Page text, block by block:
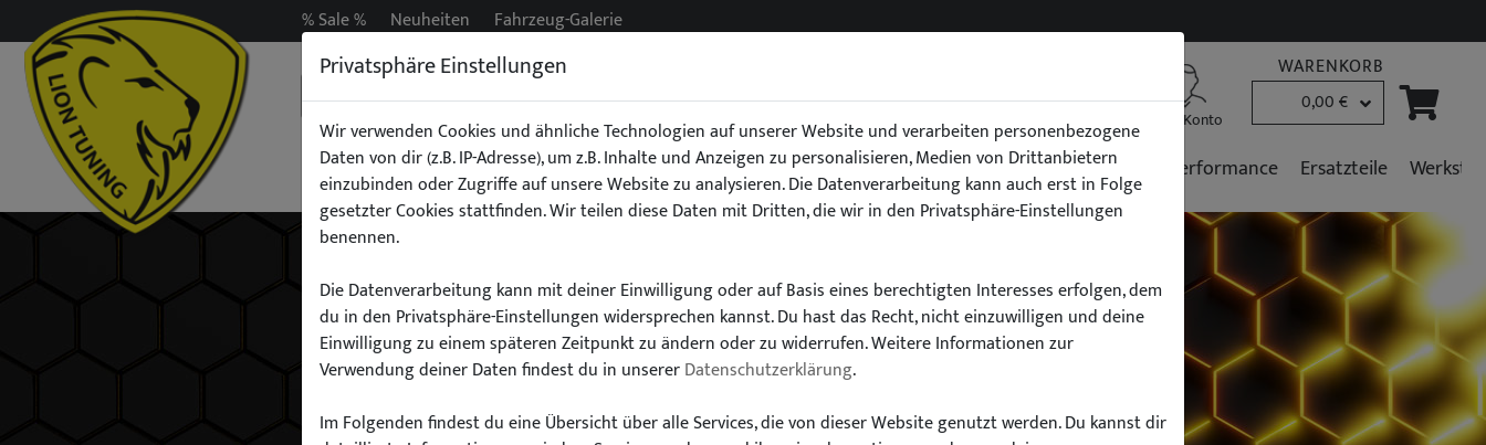
% Sale % Neuheiten Fahrzeug-Galerie
B2B Kunden Mein Konto
WARENKORB
0,00 €
Auspuff Beleuchtung Exterieur Fahrwerk Interieur Stoßstangen/Spoiler Fahrzeugpflege Performance Ersatzteile
Wähle dein Auto
finde alle passenden Teile schnell und einfach
Privatsphäre Einstellungen
Wir verwenden Cookies und ähnliche Technologien auf unserer Website und verarbeiten personenbezogene
Daten von dir (z.B. IP-Adresse), um z.B. Inhalte und Anzeigen zu personalisieren, Medien von Drittanbietern
einzubinden oder Zugriffe auf unsere Website zu analysieren. Die Datenverarbeitung kann auch erst in Folge
gesetzter Cookies stattfinden. Wir teilen diese Daten mit Dritten, die wir in den Privatsphäre-Einstellungen
benennen.
Die Datenverarbeitung kann mit deiner Einwilligung oder auf Basis eines berechtigten Interesses erfolgen, dem
du in den Privatsphäre-Einstellungen widersprechen kannst. Du hast das Recht, nicht einzuwilligen und deine
Einwilligung zu einem späteren Zeitpunkt zu ändern oder zu widerrufen. Weitere Informationen zur
Verwendung deiner Daten findest du in unsererDatenschutzerklärung.
Im Folgenden findest du eine Übersicht über alle Services, die von dieser Website genutzt werden. Du kannst dir